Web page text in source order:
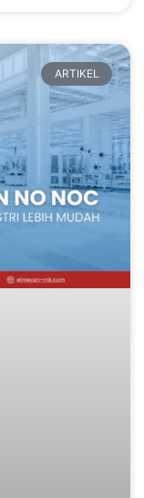
ARTIKEL